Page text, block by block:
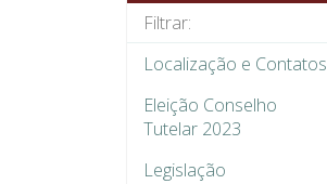
Localização e Contatos
Eleição Conselho
Tutelar 2023
Legislação